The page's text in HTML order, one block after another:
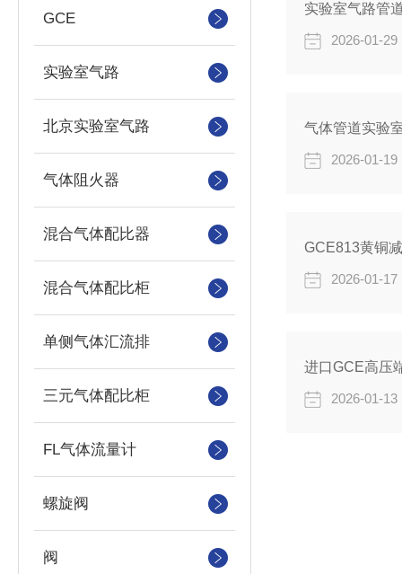
GCE
实验室气路
北京实验室气路
气体阻火器
混合气体配比器
混合气体配比柜
单侧气体汇流排
三元气体配比柜
FL气体流量计
螺旋阀
阀
实验室气路管
2026-01-29
气体管道实验
2026-01-19
GCE813黄铜
2026-01-17
进口GCE高压
2026-01-13